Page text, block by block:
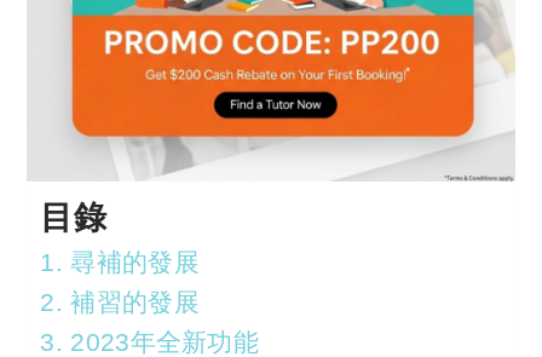
目錄
1. 尋補的發展
2. 補習的發展
3. 2023年全新功能